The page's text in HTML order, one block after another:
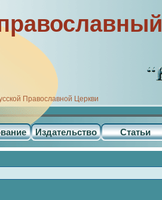
Православной Церкви
Издательство Статьи